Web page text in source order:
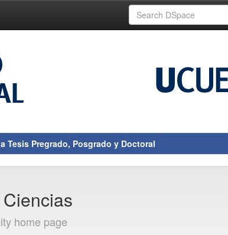
Tesis Pregrado, Posgrado y Doctoral
home page